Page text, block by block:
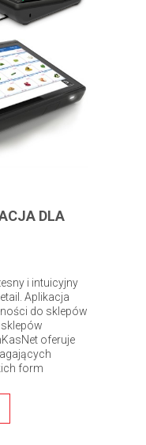
DLA
i intuicyjny
Aplikacja
do sklepów
oferuje
form